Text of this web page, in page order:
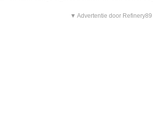
▼ Advertentie door Refinery89